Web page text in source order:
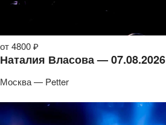
от 4800 ₽
Наталия Власова — 07.08.2026
Москва — Petter